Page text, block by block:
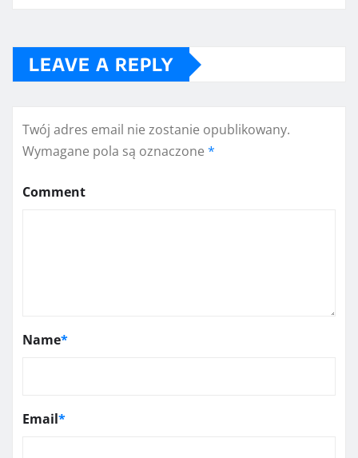
LEAVE A REPLY
Twój adres email nie zostanie opublikowany.
Wymagane pola są oznaczone *
Comment
Name*
Email*